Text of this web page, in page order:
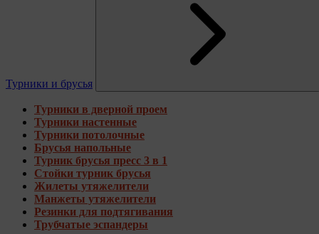
Турники и брусья
Турники в дверной проем
Турники настенные
Турники потолочные
Брусья напольные
Турник брусья пресс 3 в 1
Стойки турник брусья
Жилеты утяжелители
Манжеты утяжелители
Резинки для подтягивания
Трубчатые эспандеры